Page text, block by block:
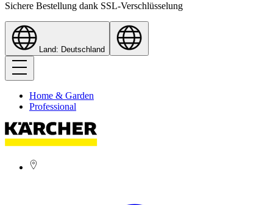
Sichere Bestellung dank SSL-Verschlüsselung
Land: Deutschland
Home & Garden
Professional